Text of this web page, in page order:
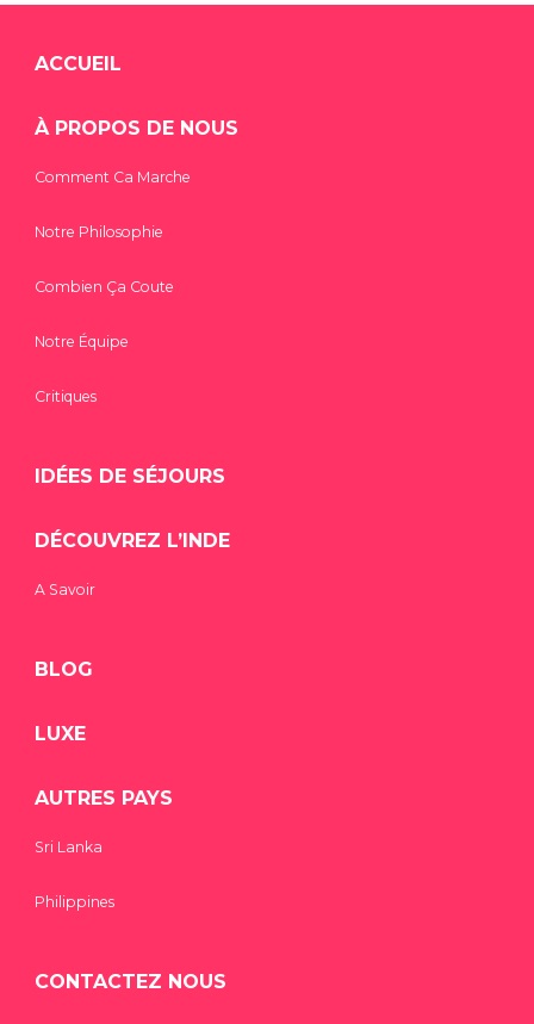
ACCUEIL
À PROPOS DE NOUS
Comment Ca Marche
Notre Philosophie
Combien Ça Coute
Notre Équipe
Critiques
IDÉES DE SÉJOURS
DÉCOUVREZ L’INDE
A Savoir
BLOG
LUXE
AUTRES PAYS
Sri Lanka
Philippines
CONTACTEZ NOUS